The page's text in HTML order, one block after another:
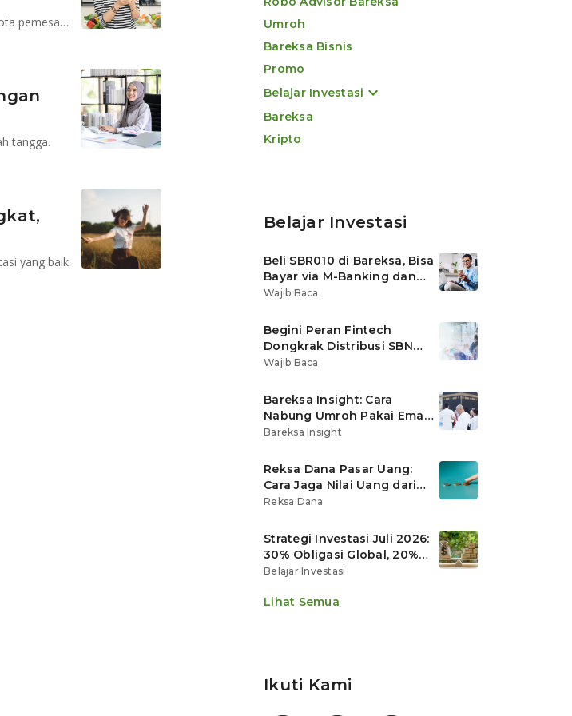
Ayo jangan kalah sama emak-emak, segera serbu ORI021 sebelum kehabisan kuota pemesanan!
tangga.
yang baik
Umroh
Bareksa Bisnis
Promo
Belajar Investasi
Bareksa
Kripto
Belajar Investasi
Beli SBR010 di Bareksa, Bisa
Bayar via M-Banking dan
OVO di Tokopedia
Wajib Baca
Begini Peran Fintech
Dongkrak Distribusi SBN
Ritel
Wajib Baca
Bareksa Insight: Cara
Nabung Umroh Pakai Emas
Digital agar Nilainya
Bareksa Insight
Reksa Dana Pasar Uang:
Cara Jaga Nilai Uang dari
Gerusan Inflasi
Reksa Dana
Strategi Investasi Juli 2026:
30% Obligasi Global, 20%
Emas, Saham Ekspor Jadi
Belajar Investasi
Lihat Semua
Ikuti Kami